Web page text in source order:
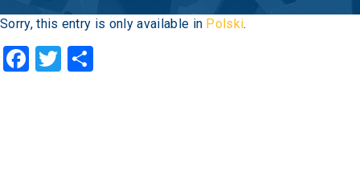
Sorry, this entry is only available in Polski.
Facebook
Twitter